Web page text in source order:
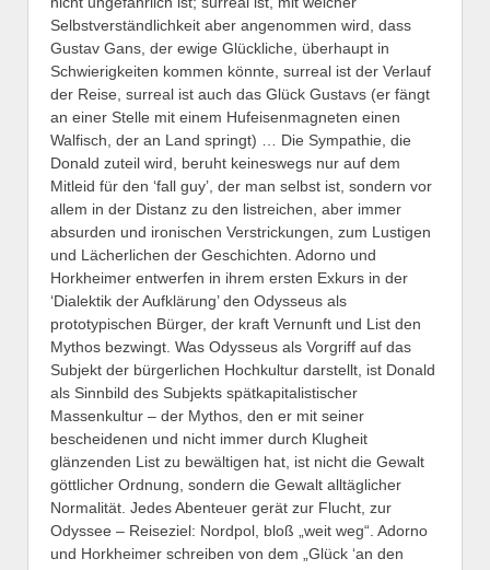
Selbstverständlichkeit aber angenommen wird, dass
Gustav Gans, der ewige Glückliche, überhaupt in
Schwierigkeiten kommen könnte, surreal ist der Verlauf
der Reise, surreal ist auch das Glück Gustavs (er fängt
an einer Stelle mit einem Hufeisenmagneten einen
Walfisch, der an Land springt) … Die Sympathie, die
Donald zuteil wird, beruht keineswegs nur auf dem
Mitleid für den ‘fall guy’, der man selbst ist, sondern vor
allem in der Distanz zu den listreichen, aber immer
absurden und ironischen Verstrickungen, zum Lustigen
und Lächerlichen der Geschichten. Adorno und
Horkheimer entwerfen in ihrem ersten Exkurs in der
‘Dialektik der Aufklärung’ den Odysseus als
prototypischen Bürger, der kraft Vernunft und List den
Mythos bezwingt. Was Odysseus als Vorgriff auf das
Subjekt der bürgerlichen Hochkultur darstellt, ist Donald
als Sinnbild des Subjekts spätkapitalistischer
Massenkultur – der Mythos, den er mit seiner
bescheidenen und nicht immer durch Klugheit
glänzenden List zu bewältigen hat, ist nicht die Gewalt
göttlicher Ordnung, sondern die Gewalt alltäglicher
Normalität. Jedes Abenteuer gerät zur Flucht, zur
Odyssee – Reiseziel: Nordpol, bloß „weit weg“. Adorno
und Horkheimer schreiben von dem „Glück ‘an den